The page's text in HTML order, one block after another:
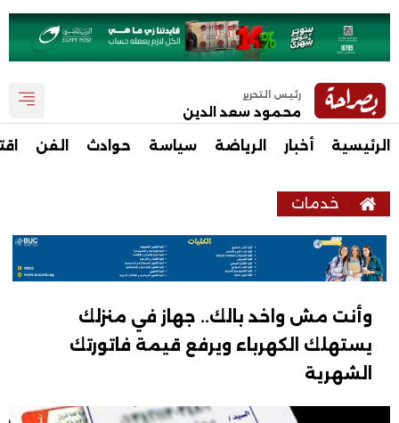
رئيس التحرير
محمود سعد الدين
الرئيسية أخبار الرياضة سياسة حوادث الفن
خدمات
وأنت مش واخد بالك.. جهاز في منزلك
يستهلك الكهرباء ويرفع قيمة فاتورتك
الشهرية